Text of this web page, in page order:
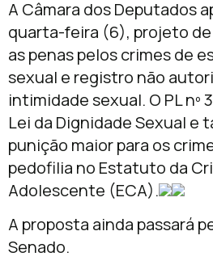
A Câmara dos Deputados
quarta-feira (6), projeto
as penas pelos crimes de
sexual e registro não
intimidade sexual. O PL
Lei da Dignidade Sexual e
punição maior para os
pedofilia no Estatuto da
Adolescente (ECA).
A proposta ainda passará
Senado.